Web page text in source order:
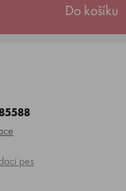
Do košíku
pes